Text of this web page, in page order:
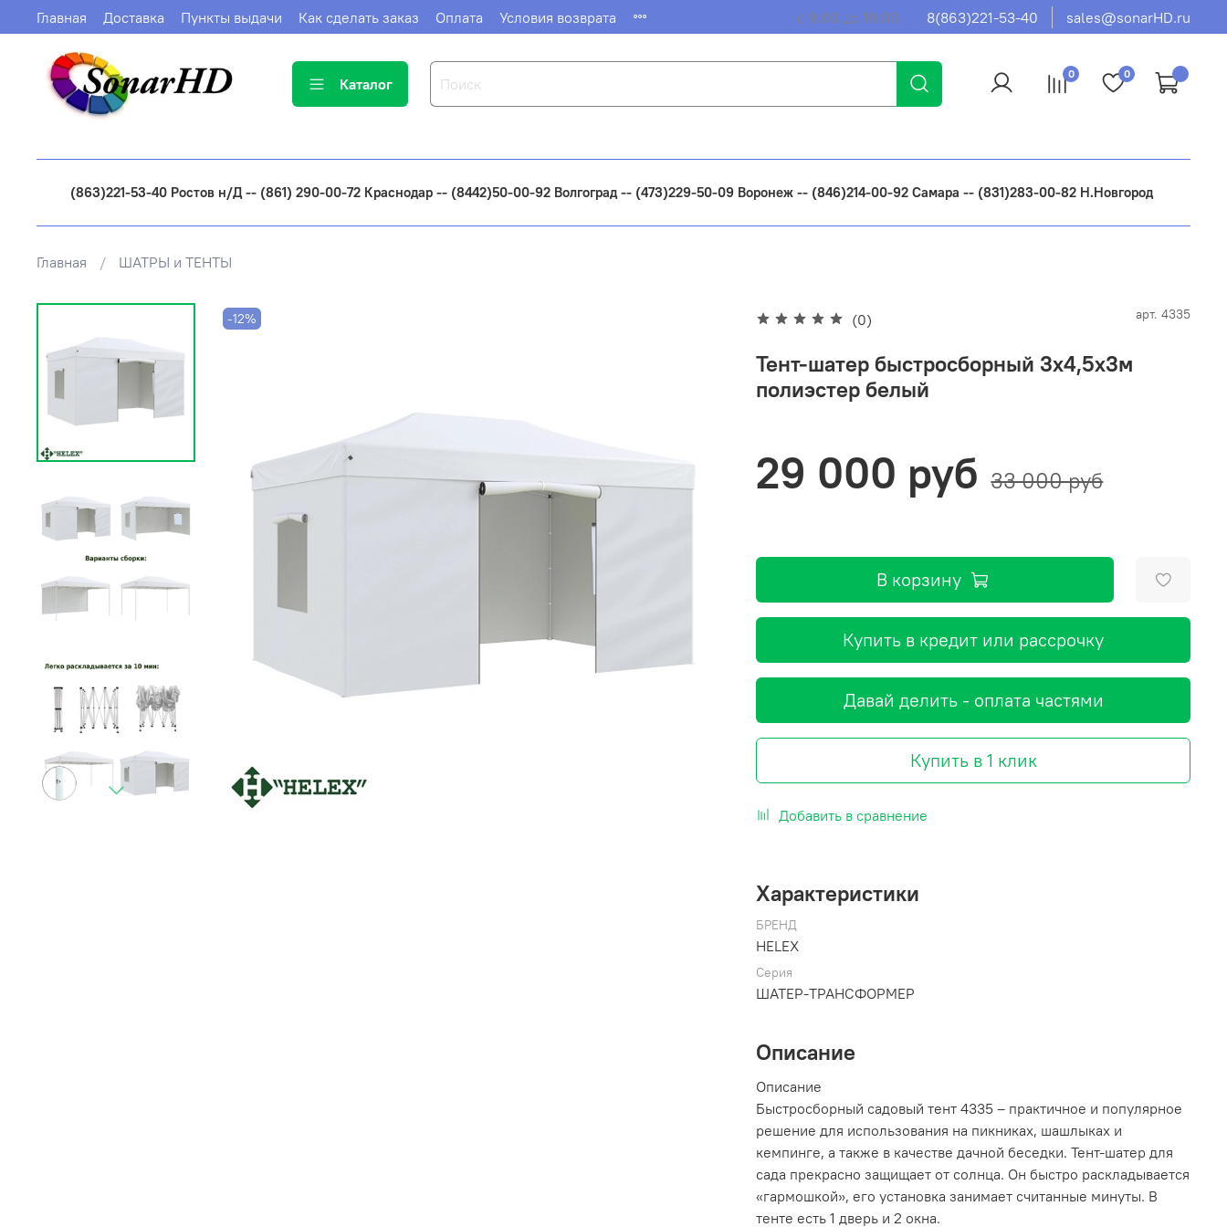
Главная Доставка Пункты выдачи Как сделать заказ Оплата Условия возврата с 9:00 до 19:00 8(863)221-53-40 sales@sonarHD.ru
Каталог
0 0
(863)221-53-40 Ростов н/Д -- (861) 290-00-72 Краснодар -- (8442)50-00-92 Волгоград -- (473)229-50-09 Воронеж -- (846)214-00-92 Самара -- (831)283-00-82 Н.Новгород
Главная ШАТРЫ и ТЕНТЫ
-12% (0) арт. 4335
Тент-шатер быстросборный 3x4,5х3м
полиэстер белый
29 000 руб 33 000 руб
В корзину
Купить в кредит или рассрочку
Давай делить - оплата частями
Купить в 1 клик
Добавить в сравнение
Характеристики
БРЕНД
HELEX
Серия
ШАТЕР-ТРАНСФОРМЕР
Описание
Описание
Быстросборный садовый тент 4335 – практичное и популярное
решение для использования на пикниках, шашлыках и
кемпинге, а также в качестве дачной беседки. Тент-шатер для
сада прекрасно защищает от солнца. Он быстро раскладывается
«гармошкой», его установка занимает считанные минуты. В
тенте есть 1 дверь и 2 окна.